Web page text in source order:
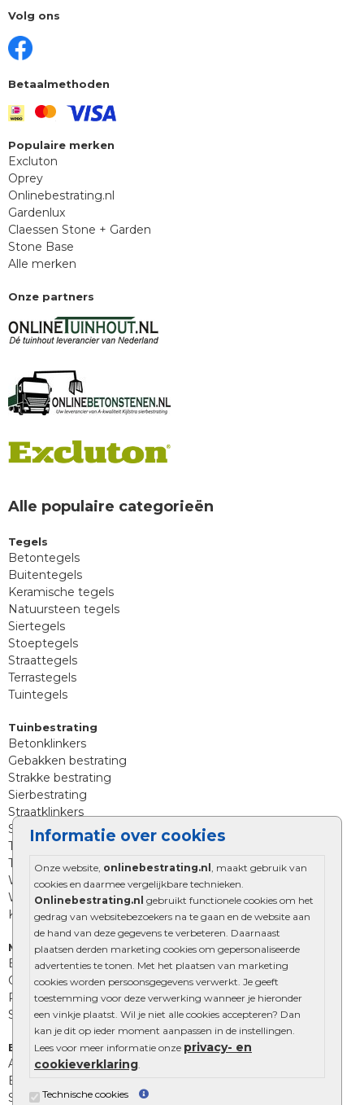
Informatie over cookies
Onze website, onlinebestrating.nl , maakt gebruik van
cookies en daarmee vergelijkbare technieken.
Onlinebestrating.nl gebruikt functionele cookies om het
gedrag van websitebezoekers na te gaan en de website aan
de hand van deze gegevens te verbeteren. Daarnaast
plaatsen derden marketing cookies om gepersonaliseerde
advertenties te tonen. Met het plaatsen van marketing
cookies worden persoonsgegevens verwerkt. Je geeft
toestemming voor deze verwerking wanneer je hieronder
een vinkje plaatst. Wil je niet alle cookies accepteren? Dan
kan je dit op ieder moment aanpassen in de instellingen.
Lees voor meer informatie onze privacy- en
cookieverklaring.
Technische cookies
Volg ons
Betaalmethoden
Populaire merken
Excluton
Oprey
Onlinebestrating.nl
Gardenlux
Claessen Stone + Garden
Stone Base
Alle merken
Onze partners
Alle populaire categorieën
Tegels
Betontegels
Buitentegels
Keramische tegels
Natuursteen tegels
Siertegels
Stoeptegels
Straattegels
Terrastegels
Tuintegels
Tuinbestrating
Betonklinkers
Gebakken bestrating
Strakke bestrating
Sierbestrating
Straatklinkers
Straatstenen
Trommelstenen
Tuinstenen
Waalformaat
Wildverband bestrating
Kingstones
Muurelementen
Betonbielzen
Opsluitbanden
Palissades
Stapelblokken
Extra benodigdheden
Afwatering en diversen
Beplantings en betonelementen
Split, grind en zand